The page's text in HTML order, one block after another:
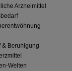
Arzneimittel
& Beruhigung
Welten